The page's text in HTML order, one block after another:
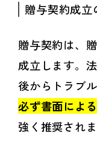
贈与契約成立
贈与契約は、
成立します。
後からトラブ
必ず書面によ
強く推奨されま